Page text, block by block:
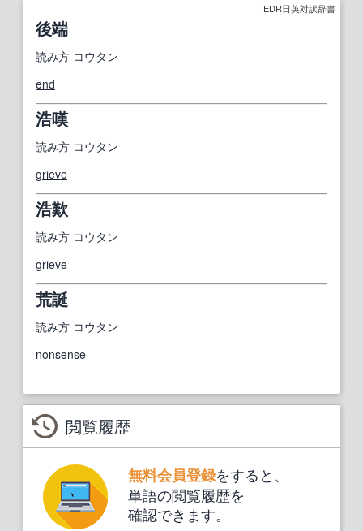
EDR日英対訳辞書
後端
読み方 コウタン
end
浩嘆
読み方 コウタン
grieve
浩歎
読み方 コウタン
grieve
荒誕
読み方 コウタン
nonsense
閲覧履歴
無料会員登録をすると、
単語の閲覧履歴を
確認できます。